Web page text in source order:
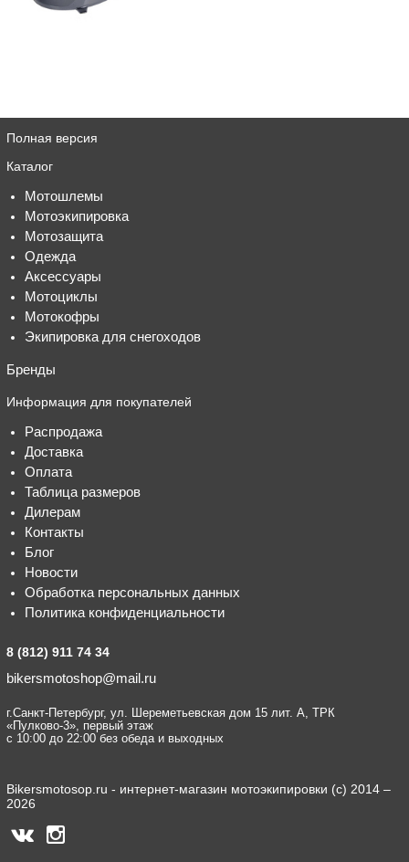
Полная версия
Каталог
Мотошлемы
Мотоэкипировка
Мотозащита
Одежда
Аксессуары
Мотоциклы
Мотокофры
Экипировка для снегоходов
Бренды
Информация для покупателей
Распродажа
Доставка
Оплата
Таблица размеров
Дилерам
Контакты
Блог
Новости
Обработка персональных данных
Политика конфиденциальности
8 (812) 911 74 34
bikersmotoshop@mail.ru
г.Санкт-Петербург, ул. Шереметьевская дом 15 лит. А, ТРК
«Пулково-3», первый этаж
с 10:00 до 22:00 без обеда и выходных
Bikersmotosop.ru - интернет-магазин мотоэкипировки (c) 2014 –
2026